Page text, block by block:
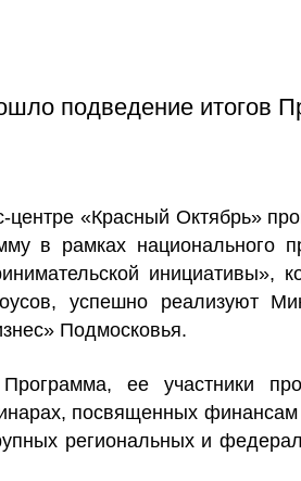
подведение итогов
«Красный Октябрь»
в рамках национального
инициативы»,
успешно реализуют
Подмосковья.
ее участники
посвященных
региональных и